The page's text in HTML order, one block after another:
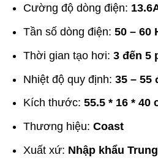
Cường độ dòng điện: 13.6
Tần số dòng điện:50 – 60
Thời gian tạo hơi: 3 đến 5
Nhiệt độ quy định:35 – 55
Kích thước:55.5 * 16 * 40
Thương hiệu:Coast
Xuất xứ: Nhập khẩu